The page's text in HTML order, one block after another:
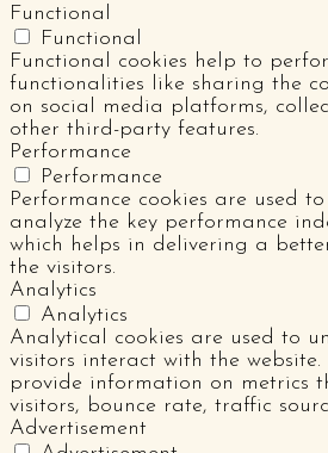
Functional
Functional
Functional cookies help to
functionalities like sharing the
on social media platforms,
other third-party features.
Performance
Performance
Performance cookies are used
analyze the key performance
which helps in delivering a
the visitors.
Analytics
Analytics
Analytical cookies are used to
visitors interact with the website.
provide information on metrics
visitors, bounce rate, traffic
Advertisement